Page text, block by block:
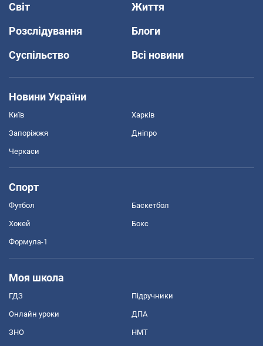
Світ
Життя
Розслідування
Блоги
Суспільство
Всі новини
Новини України
Київ Харків
Запоріжжя Дніпро
Черкаси
Спорт
Футбол Баскетбол
Хокей Бокс
Формула-1
Моя школа
ГДЗ Підручники
Онлайн уроки ДПА
ЗНО НМТ